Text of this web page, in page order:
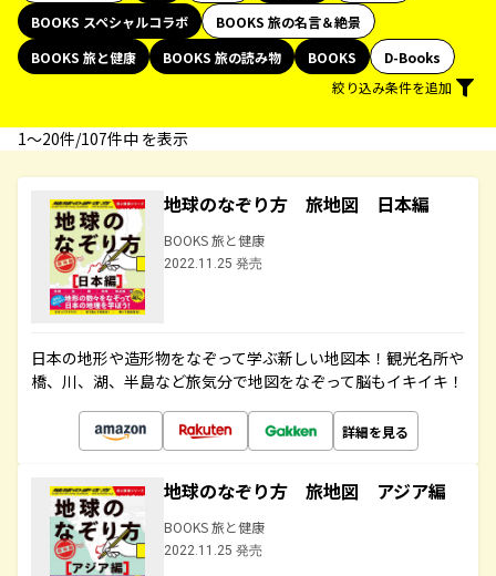
BOOKS スペシャルコラボ
BOOKS 旅の名言＆絶景
BOOKS 旅と健康
BOOKS 旅の読み物 BOOKS
D-Books
絞り込み条件を追加
1〜20件/107件中 を表示
地球のなぞり方 旅地図 日本編
BOOKS 旅と健康
2022.11.25 発売
日本の地形や造形物をなぞって学ぶ新しい地図本！観光名所や
橋、川、湖、半島など旅気分で地図をなぞって脳もイキイキ！
詳細を見る
地球のなぞり方 旅地図 アジア編
BOOKS 旅と健康
2022.11.25 発売